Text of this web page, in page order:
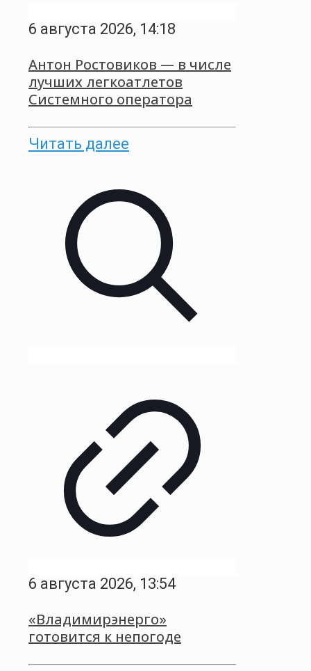
6 августа 2026, 14:18
Антон Ростовиков — в числе
лучших легкоатлетов
Системного оператора
Читать далее
6 августа 2026, 13:54
«Владимирэнерго»
готовится к непогоде